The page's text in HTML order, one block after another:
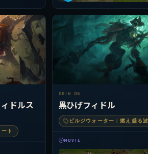
ドルス
ト
SKIN 06
黒ひげフィドル
ビルジウォーター：燃え盛る
MOVIE